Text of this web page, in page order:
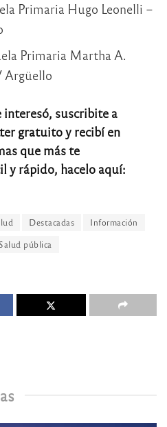
Primaria Hugo Leonelli –
Primaria Martha A.
Argüello
interesó, suscribite a
gratuito y recibí en
que más te
y rápido, hacelo aquí:
Destacadas
Información
Salud pública